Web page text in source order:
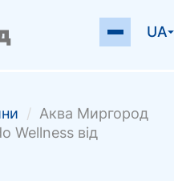
UA
/ Аква Миргород
Wellness від